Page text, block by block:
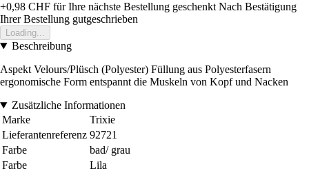
+0,98 CHF für Ihre nächste Bestellung geschenkt Nach Bestätigung
Ihrer Bestellung gutgeschrieben
Loading...
Beschreibung
Aspekt Velours/Plüsch (Polyester) Füllung aus Polyesterfasern
ergonomische Form entspannt die Muskeln von Kopf und Nacken
Zusätzliche Informationen
Marke
Trixie
Lieferantenreferenz 92721
Farbe
bad/ grau
Farbe
Lila